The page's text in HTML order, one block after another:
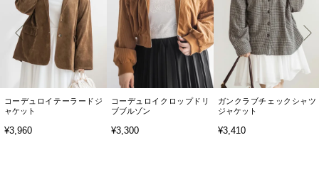
コーデュロイテーラードジ
ャケット
¥3,960
コーデュロイクロップドリ
ブブルゾン
¥3,300
ガンクラブチェックシャツ
ジャケット
¥3,410